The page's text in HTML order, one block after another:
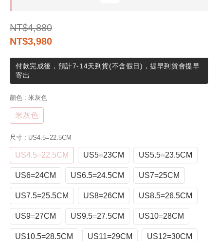
NT$4,880
NT$3,980
付款完成後，預計7-14天到貨(不含假日)，提早到貨會提早
寄出
顏色 : 米灰色
米灰色
尺寸 : US4.5=22.5CM
US4.5=22.5CM US5=23CM US5.5=23.5CM
US6=24CM US6.5=24.5CM US7=25CM
US7.5=25.5CM US8=26CM US8.5=26.5CM
US9=27CM US9.5=27.5CM US10=28CM
US10.5=28.5CM US11=29CM US12=30CM